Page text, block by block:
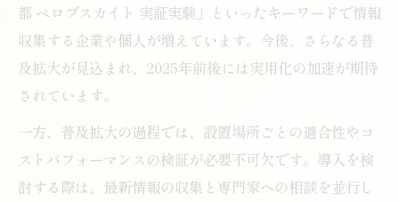
都 ペロブスカイト 実証実験」といったキーワードで情報
収集する企業や個人が増えています。今後、さらなる普
及拡大が見込まれ、2025年前後には実用化の加速が期待
されています。
一方、普及拡大の過程では、設置場所ごとの適合性やコ
ストパフォーマンスの検証が必要不可欠です。導入を検
討する際は、最新情報の収集と専門家への相談を並行し